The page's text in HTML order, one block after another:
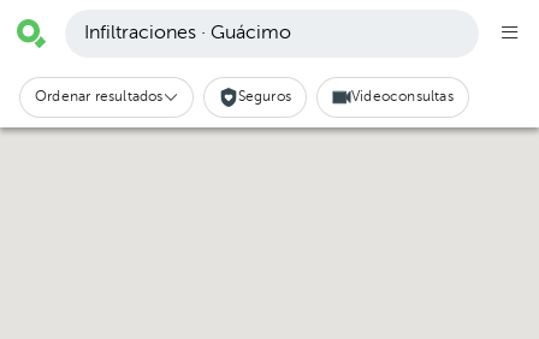
Infiltraciones · Guácimo
Ordenar resultados Seguros Videoconsultas